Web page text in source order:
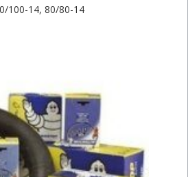
100-14, 80/80-14